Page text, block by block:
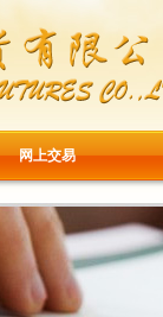
网上交易